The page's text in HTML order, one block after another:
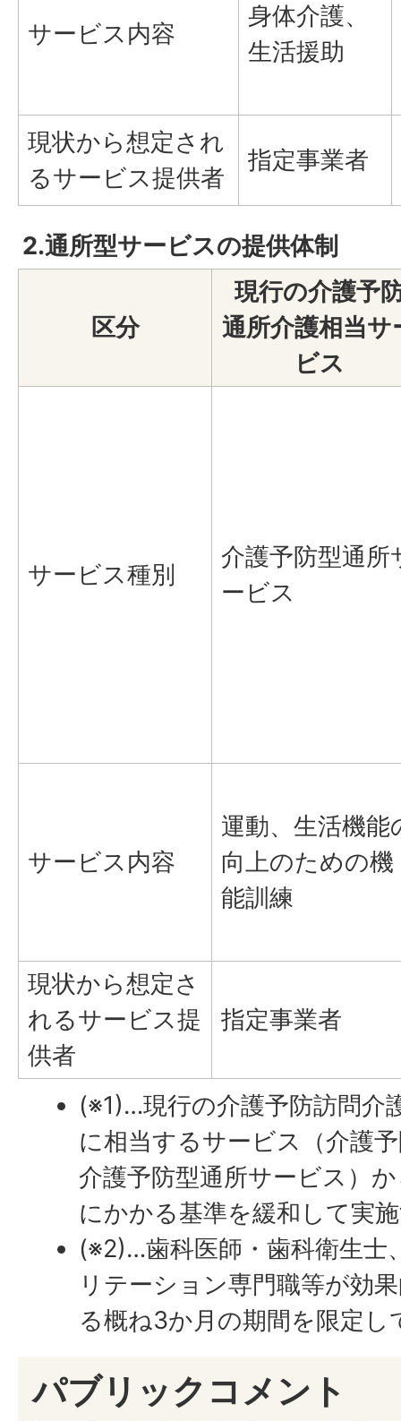
サービス内容
身体介護、
生活援助
現状から想定され
るサービス提供者
指定事業者
2.通所型サービスの提供体制
区分
現行の介護予
通所介護相当サ
ビス
サービス種別
介護予防型通所
ービス
サービス内容
運動、生活機能
向上のための機
能訓練
現状から想定さ
れるサービス提
供者
指定事業者
(※1)…現行の介護予防訪問介
に相当するサービス（介護
介護予防型通所サービス）
にかかる基準を緩和して実
(※2)…歯科医師・歯科衛生士
リテーション専門職等が効
る概ね3か月の期間を限定
パブリックコメント